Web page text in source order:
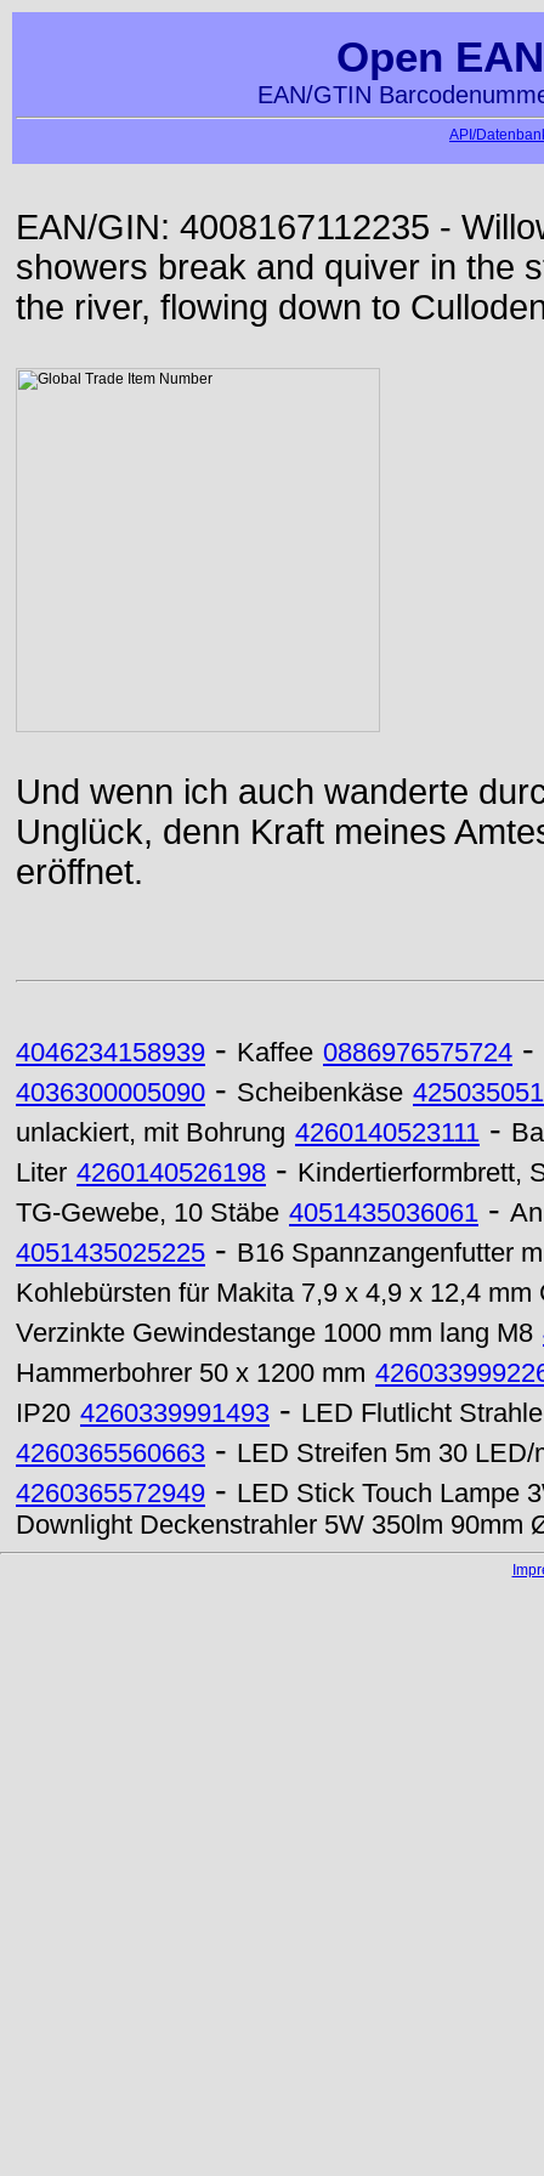
Open
EAN/GTIN
API/
EAN/GIN: 4008167112235 -
showers break and quiver in the
the river, flowing down to
Und wenn ich auch wanderte
Unglück, denn Kraft meines
eröffnet.
4046234158939 - Kaffee 0886976575724 -
4036300005090 - Scheibenkäse
unlackiert, mit Bohrung 4260140523111 -
Liter 4260140526198 - Kindertierformbrett,
TG-Gewebe, 10 Stäbe 4051435036061 -
4051435025225 - B16 Spannzangenfutter
Kohlebürsten für Makita 7,9 x 4,9 x 12,4
Verzinkte Gewindestange 1000 mm lang M8
Hammerbohrer 50 x 1200 mm
IP20 4260339991493 - LED Flutlicht
4260365560663 - LED Streifen 5m 30
4260365572949 - LED Stick Touch Lampe
Downlight Deckenstrahler 5W 350lm 90mm